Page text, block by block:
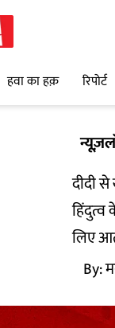
हवा का हक़ रिपोर्ट
दीदी
लिए
By: